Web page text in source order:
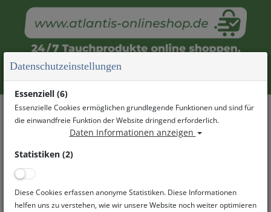
Atlantis Sommerfest 2026
Berlins größtes Tauchevent feiert Jubiläum – sei
Sa. 13. Juni 2026 · 10:00–18:00 Uhr
Datenschutzeinstellungen
Essenziell (6)
Essenzielle Cookies ermöglichen grundlegende Funktionen und sind für
die einwandfreie Funktion der Website dringend erforderlich.
Daten Informationen anzeigen
Statistiken (2)
Diese Cookies erfassen anonyme Statistiken. Diese Informationen
helfen uns zu verstehen, wie wir unsere Website noch weiter optimieren